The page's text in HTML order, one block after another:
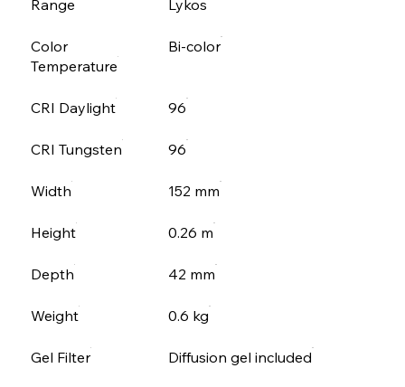
Range Lykos
Color
Temperature
Bi-color
CRI Daylight 96
CRI Tungsten 96
Width 152 mm
Height 0.26 m
Depth 42 mm
Weight 0.6 kg
Gel Filter Diffusion gel included